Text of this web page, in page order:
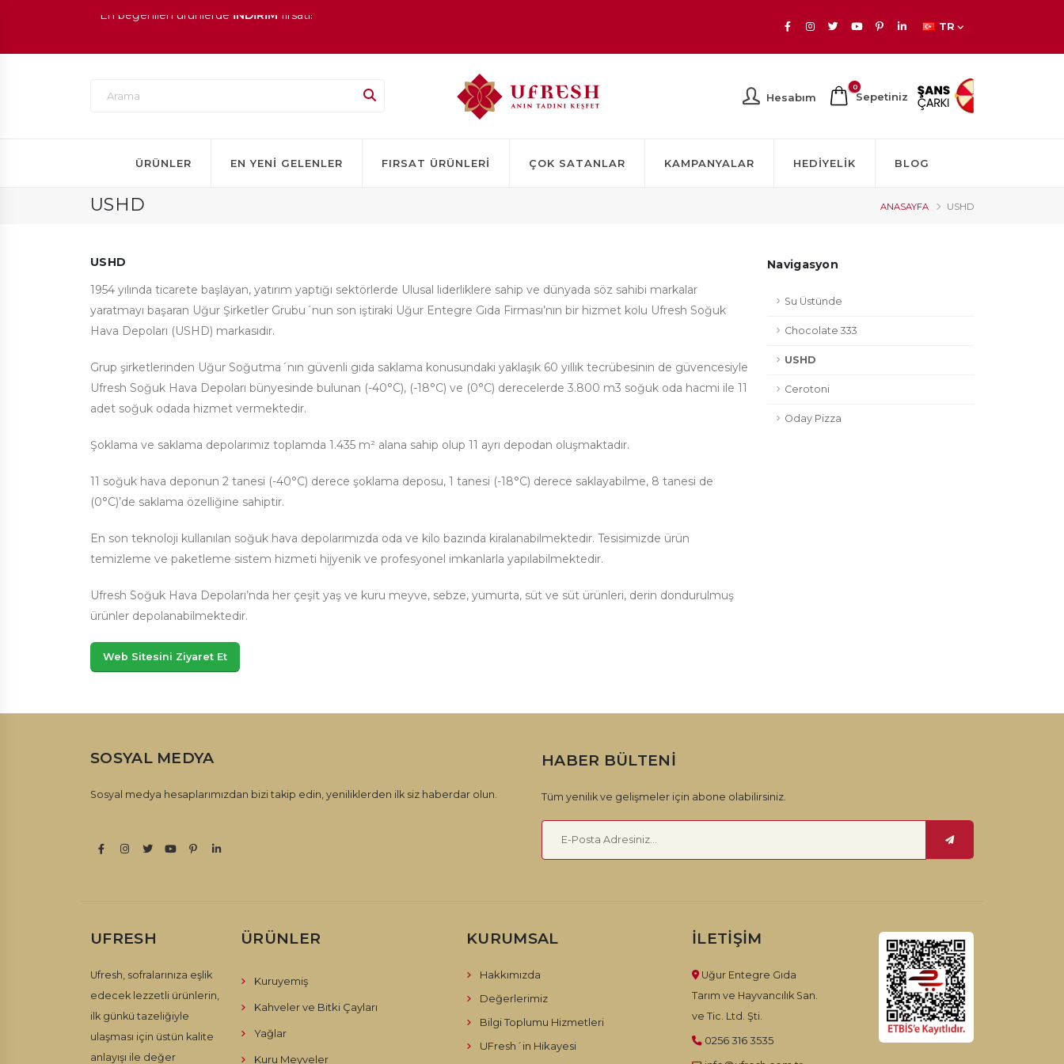
TR
Hesabım
0
Sepetiniz
ÜRÜNLER EN YENI GELENLER FIRSAT ÜRÜNLERI ÇOK SATANLAR KAMPANYALAR HEDIYELIK BLOG
USHD ANASAYFA USHD
USHD
1954 yılında ticarete başlayan, yatırım yaptığı sektörlerde Ulusal liderliklere sahip ve dünyada söz sahibi markalar
yaratmayı başaran Uğur Şirketler Grubu´nun son iştiraki Uğur Entegre Gıda Firması’nın bir hizmet kolu Ufresh Soğuk
Hava Depoları (USHD) markasıdır.
Grup şirketlerinden Uğur Soğutma´nın güvenli gıda saklama konusundaki yaklaşık 60 yıllık tecrübesinin de güvencesiyle
Ufresh Soğuk Hava Depoları bünyesinde bulunan (-40°C), (-18°C) ve (0°C) derecelerde 3.800 m3 soğuk oda hacmi ile 11
adet soğuk odada hizmet vermektedir.
Şoklama ve saklama depolarımız toplamda 1.435 m² alana sahip olup 11 ayrı depodan oluşmaktadır.
11 soğuk hava deponun 2 tanesi (-40°C) derece şoklama deposu, 1 tanesi (-18°C) derece saklayabilme, 8 tanesi de
(0°C)’de saklama özelliğine sahiptir.
En son teknoloji kullanılan soğuk hava depolarımızda oda ve kilo bazında kiralanabilmektedir. Tesisimizde ürün
temizleme ve paketleme sistem hizmeti hijyenik ve profesyonel imkanlarla yapılabilmektedir.
Ufresh Soğuk Hava Depoları’nda her çeşit yaş ve kuru meyve, sebze, yumurta, süt ve süt ürünleri, derin dondurulmuş
ürünler depolanabilmektedir.
Web Sitesini Ziyaret Et
Navigasyon
Su Üstünde
Chocolate 333
USHD
Cerotoni
Oday Pizza
SOSYAL MEDYA
Sosyal medya hesaplarımızdan bizi takip edin, yeniliklerden ilk siz haberdar olun.
HABER BÜLTENI
Tüm yenilik ve gelişmeler için abone olabilirsiniz.
UFRESH
Ufresh, sofralarınıza eşlik
edecek lezzetli ürünlerin,
ilk günkü tazeliğiyle
ulaşması için üstün kalite
anlayışı ile değer
ÜRÜNLER
Kuruyemiş
Kahveler ve Bitki Çayları
Yağlar
Kuru Meyveler
KURUMSAL
Hakkımızda
Değerlerimiz
Bilgi Toplumu Hizmetleri
UFresh´in Hikayesi
İLETIŞIM
Uğur Entegre Gıda
Tarım ve Hayvancılık San.
ve Tic. Ltd. Şti.
0256 316 3535